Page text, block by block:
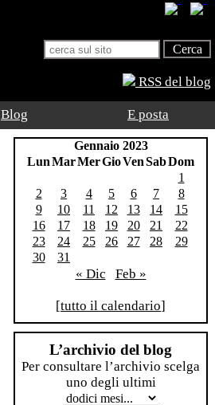
RSS del blog
Blog E posta
Gennaio 2023
LunMarMerGioVenSabDom
1
2
3 4 5 6 7
8
9
10 11 12 13 14
15
16
17 18 19 20 21
22
23
24 25 26 27 28
29
30
31
« Dic Feb »
[tutto il calendario]
L’archivio del blog
Per consultare l’archivio scelga
uno degli ultimi